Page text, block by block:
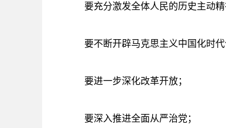
要充分激发全体人民的历史主动精
要不断开辟马克思主义中国化时代
要进一步深化改革开放；
要深入推进全面从严治党；